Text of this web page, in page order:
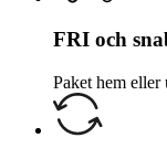
FRI och
Paket hem eller